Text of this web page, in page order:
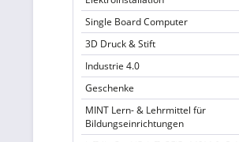
Single Board Computer
3D Druck & Stift
Industrie 4.0
Geschenke
MINT Lern- & Lehrmittel für
Bildungseinrichtungen